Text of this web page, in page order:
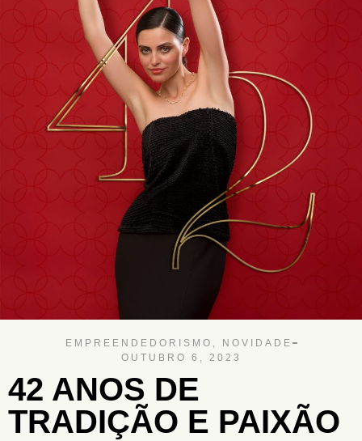
EMPREENDEDORISMO ,
NOVIDADE
OUTUBRO 6, 2023
42 ANOS DE
TRADIÇÃO E PAIXÃO